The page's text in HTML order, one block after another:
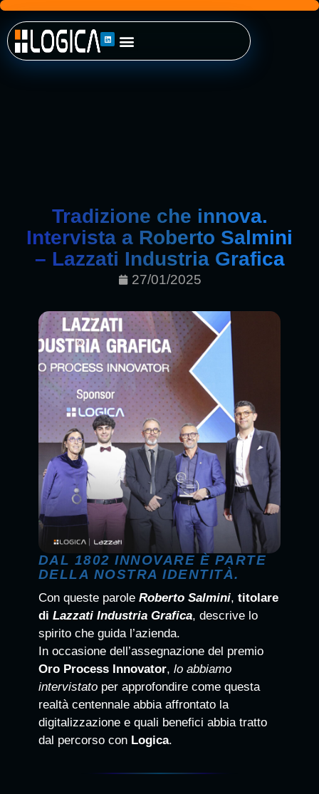
Tradizione che innova.
Intervista a Roberto Salmini
– Lazzati Industria Grafica
27/01/2025
DAL 1802 INNOVARE È PARTE
DELLA NOSTRA IDENTITÀ.
Con queste parole Roberto Salmini, titolare
di Lazzati Industria Grafica, descrive lo
spirito che guida l’azienda.
In occasione dell’assegnazione del premio
Oro Process Innovator, lo abbiamo
intervistatoper approfondire come questa
realtà centennale abbia affrontato la
digitalizzazione e quali benefici abbia tratto
dal percorso con Logica.